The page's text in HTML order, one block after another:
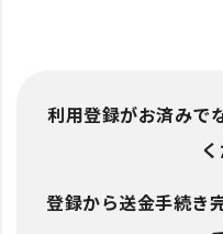
利用登録がお済みで
登録から送金手続き